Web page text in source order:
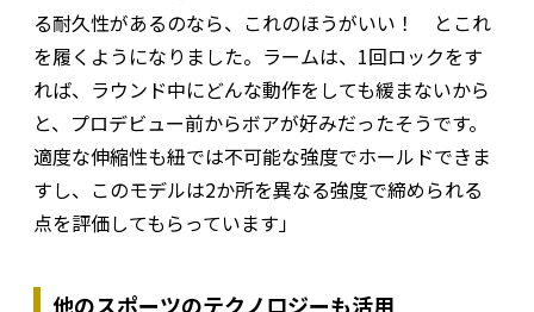
る耐久性があるのなら、これのほうがいい！ とこれ
を履くようになりました。ラームは、1回ロックをす
れば、ラウンド中にどんな動作をしても緩まないから
と、プロデビュー前からボアが好みだったそうです。
適度な伸縮性も紐では不可能な強度でホールドできま
すし、このモデルは2か所を異なる強度で締められる
点を評価してもらっています」
他のスポーツのテクノロジーも活用